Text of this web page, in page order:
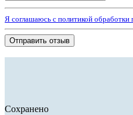
Я соглашаюсь с политикой
Отправить отзыв
Сохранено